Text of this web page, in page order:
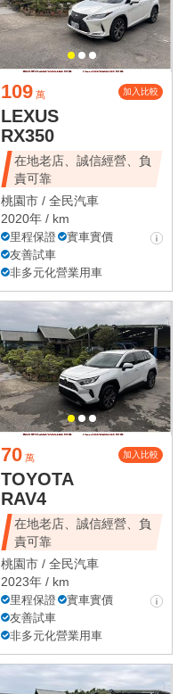
109 萬 加入比較
LEXUS
RX350
在地老店、誠信經營、負
責可靠
桃園市 / 全民汽車
2020年 / km
里程保證
實車實價
友善試車
非多元化營業用車
70 萬 加入比較
TOYOTA
RAV4
在地老店、誠信經營、負
責可靠
桃園市 / 全民汽車
2023年 / km
里程保證
實車實價
友善試車
非多元化營業用車